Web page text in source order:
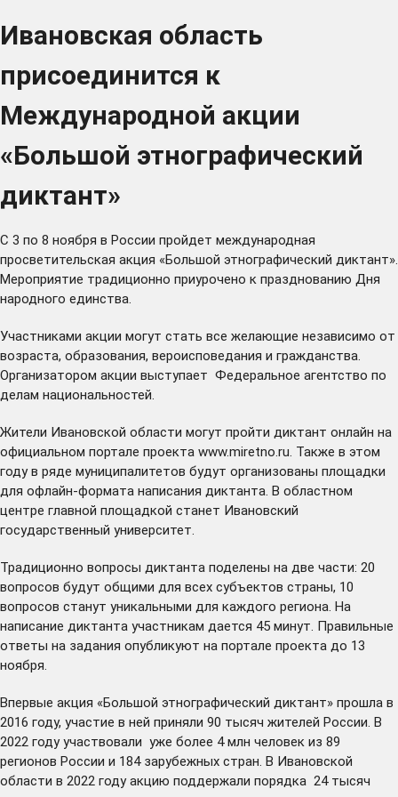
Ивановская область
присоединится к
Международной акции
«Большой этнографический
диктант»
С 3 по 8 ноября в России пройдет международная
просветительская акция «Большой этнографический диктант».
Мероприятие традиционно приурочено к празднованию Дня
народного единства.
Участниками акции могут стать все желающие независимо от
возраста, образования, вероисповедания и гражданства.
Организатором акции выступает Федеральное агентство по
делам национальностей.
Жители Ивановской области могут пройти диктант онлайн на
официальном портале проекта www.miretno.ru . Также в этом
году в ряде муниципалитетов будут организованы площадки
для офлайн-формата написания диктанта. В областном
центре главной площадкой станет Ивановский
государственный университет.
Традиционно вопросы диктанта поделены на две части: 20
вопросов будут общими для всех субъектов страны, 10
вопросов станут уникальными для каждого региона. На
написание диктанта участникам дается 45 минут. Правильные
ответы на задания опубликуют на портале проекта до 13
ноября.
Впервые акция «Большой этнографический диктант» прошла в
2016 году, участие в ней приняли 90 тысяч жителей России. В
2022 году участвовали уже более 4 млн человек из 89
регионов России и 184 зарубежных стран. В Ивановской
области в 2022 году акцию поддержали порядка 24 тысяч